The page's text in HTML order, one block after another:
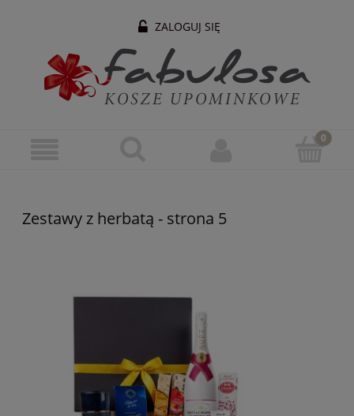
ZALOGUJ SIĘ
Zestawy z herbatą - strona 5